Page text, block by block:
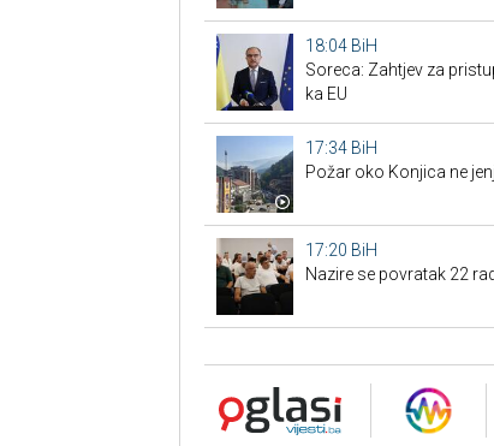
18:04 BiH
Soreca: Zahtjev za
ka EU
17:34 BiH
Požar oko Konjica ne
17:20 BiH
Nazire se povratak 22